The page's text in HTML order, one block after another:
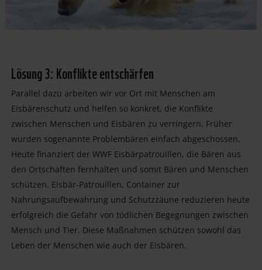
Lösung 3: Konflikte entschärfen
Parallel dazu arbeiten wir vor Ort mit Menschen am
Eisbärenschutz und helfen so konkret, die Konflikte
zwischen Menschen und Eisbären zu verringern. Früher
wurden sogenannte Problembären einfach abgeschossen.
Heute finanziert der WWF Eisbärpatrouillen, die Bären aus
den Ortschaften fernhalten und somit Bären und Menschen
schützen. Eisbär-Patrouillen, Container zur
Nahrungsaufbewahrung und Schutzzäune reduzieren heute
erfolgreich die Gefahr von tödlichen Begegnungen zwischen
Mensch und Tier. Diese Maßnahmen schützen sowohl das
Leben der Menschen wie auch der Eisbären.